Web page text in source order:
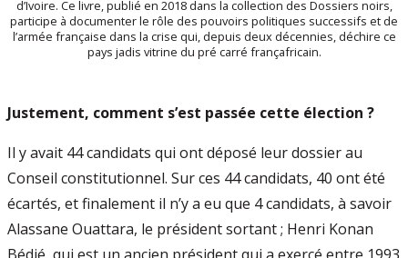
d’Ivoire. Ce livre, publié en 2018 dans la collection des Dossiers noirs,
participe à documenter le rôle des pouvoirs politiques successifs et de
l’armée française dans la crise qui, depuis deux décennies, déchire ce
pays jadis vitrine du pré carré françafricain.
Justement, comment s’est passée cette élection ?
Il y avait 44 candidats qui ont déposé leur dossier au
Conseil constitutionnel. Sur ces 44 candidats, 40 ont été
écartés, et finalement il n’y a eu que 4 candidats, à savoir
Alassane Ouattara, le président sortant ; Henri Konan